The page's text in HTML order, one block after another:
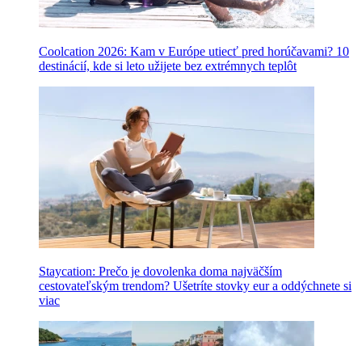
Coolcation 2026: Kam v Európe utiecť pred horúčavami? 10
destinácií, kde si leto užijete bez extrémnych teplôt
Staycation: Prečo je dovolenka doma najväčším
cestovateľským trendom? Ušetríte stovky eur a oddýchnete si
viac